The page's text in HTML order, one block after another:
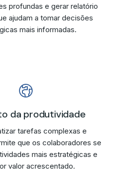
profundas e gerar relatório
ajudam a tomar decisões
mais informadas.
da produtividade
tarefas complexas e
que os colaboradores se
mais estratégicas e
valor acrescentado.